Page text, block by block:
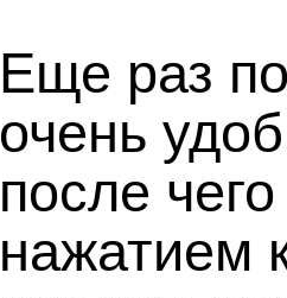
Еще раз
очень
после
нажатием